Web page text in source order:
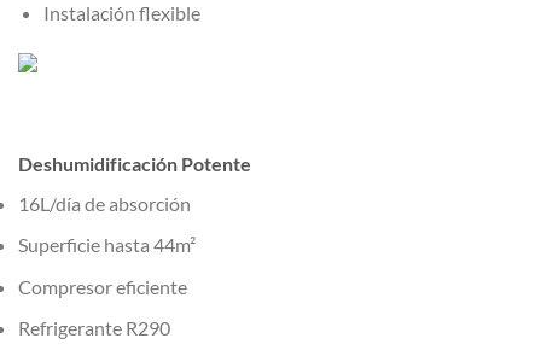
Instalación flexible
Deshumidificación Potente
16L/día de absorción
Superficie hasta 44m²
Compresor eficiente
Refrigerante R290